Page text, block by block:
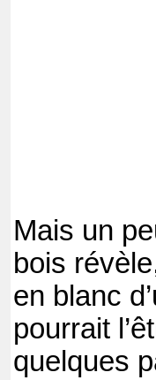
Mais un
bois
en blanc
pourrait
quelques